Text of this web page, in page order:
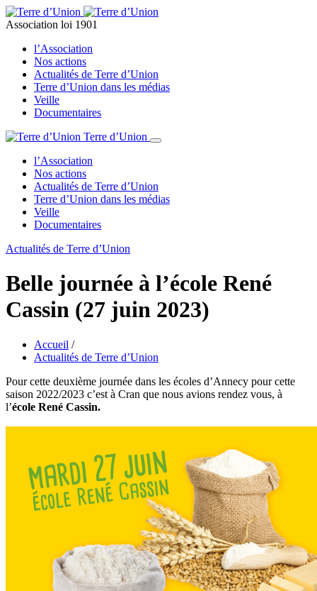
Association loi 1901
l’Association
Nos actions
Actualités de Terre d’Union
Terre d’Union dans les médias
Veille
Documentaires
Terre d’Union
l’Association
Nos actions
Actualités de Terre d’Union
Terre d’Union dans les médias
Veille
Documentaires
Actualités de Terre d’Union
Belle journée à l’école René
Cassin (27 juin 2023)
Accueil /
Actualités de Terre d’Union
Pour cette deuxième journée dans les écoles d’Annecy pour cette
saison 2022/2023 c’est à Cran que nous avions rendez vous, à
l’école René Cassin.